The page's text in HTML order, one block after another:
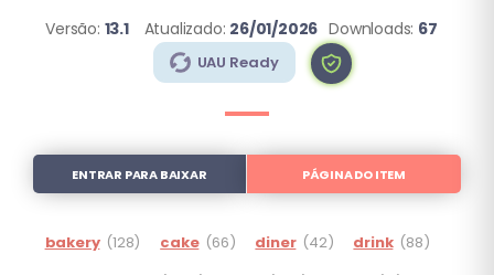
Versão: 13.1 Atualizado: 26/01/2026 Downloads: 67
UAU Ready
ENTRAR PARA BAIXAR PÁGINA DO ITEM
bakery (128) cake (66) diner (42) drink (88)